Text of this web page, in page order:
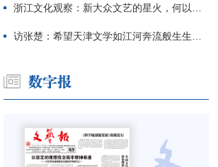
浙江文化观察：新大众文艺的星火，何以燎原？
访张楚：希望天津文学如江河奔流般生生不息